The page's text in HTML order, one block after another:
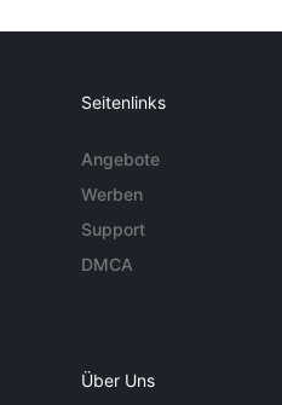
Seitenlinks
Angebote
Werben
Support
DMCA
Über Uns